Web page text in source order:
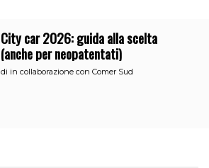
City car 2026: guida alla scelta
(anche per neopatentati)
di in collaborazione con Comer Sud